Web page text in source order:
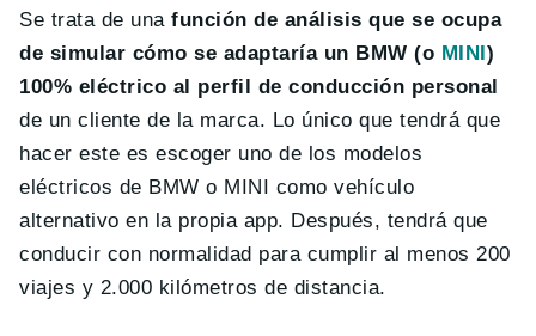
Se trata de unafunción de análisis que se ocupa
de simular cómo se adaptaría un BMW (o MINI )
100% eléctrico al perfil de conducción personal
de un cliente de la marca. Lo único que tendrá que
hacer este es escoger uno de los modelos
eléctricos de BMW o MINI como vehículo
alternativo en la propia app. Después, tendrá que
conducir con normalidad para cumplir al menos 200
viajes y 2.000 kilómetros de distancia.